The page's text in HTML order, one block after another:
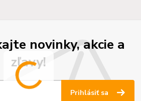
novinky, akcie a
zľavy!
Prihlásiť sa